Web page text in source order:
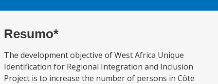
Resumo*
The development objective of West Africa Unique
Identification for Regional Integration and Inclusion
Project is to increase the number of persons in Côte